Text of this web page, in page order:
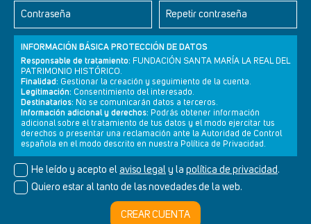
Contraseña Repetir contraseña
INFORMACIÓN BÁSICA PROTECCIÓN DE DATOS
Responsable de tratamiento: FUNDACIÓN SANTA MARÍA LA REAL DEL
PATRIMONIO HISTÓRICO.
Finalidad: Gestionar la creación y seguimiento de la cuenta.
Legitimación: Consentimiento del interesado.
Destinatarios: No se comunicarán datos a terceros.
Información adicional y derechos: Podrás obtener información
adicional sobre el tratamiento de tus datos y el modo ejercitar tus
derechos o presentar una reclamación ante la Autoridad de Control
española en el modo descrito en nuestra Política de Privacidad.
He leído y acepto el aviso legal y la política de privacidad.
Quiero estar al tanto de las novedades de la web.
CREAR CUENTA
Newsletter Aviso legal Política de privacidad Política de cookies
© Cultura+ 2026. Todos los derechos reservados